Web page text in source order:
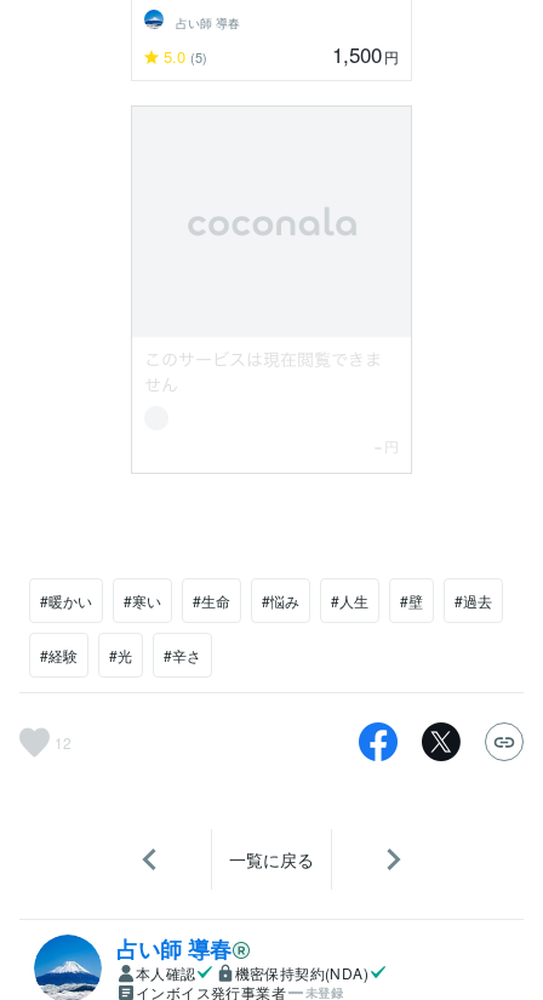
占い師 導春
5.0 (5) 1,500円
#暖かい #寒い #生命 #悩み #人生 #壁 #過去
#経験 #光 #辛さ
12
一覧に戻る
占い師 導春
本人確認
機密保持契約(NDA)
インボイス発行事業者
未登録